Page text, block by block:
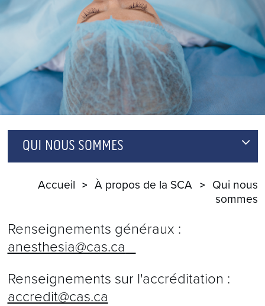
QUI NOUS SOMMES
CONTACTEZ NOUS
Accueil À propos de la SCA
Qui nous
sommes
Renseignements généraux :
anesthesia@cas.ca
Renseignements sur l'accréditation :
accredit@cas.ca